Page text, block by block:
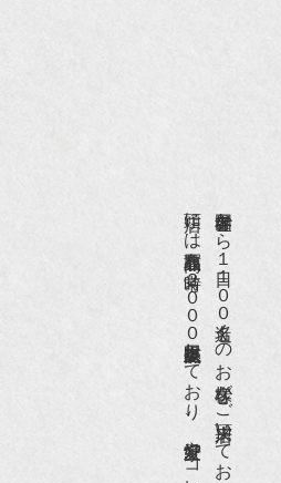
世界各国から１日１００名近くのお客様がご来店頂いております。
店頭には買取商品を常時２０００点以上展示販売しており、